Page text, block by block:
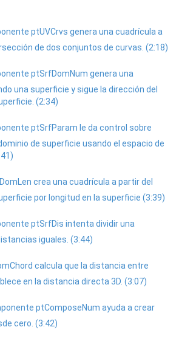
ptUVCrvs genera una cuadrícula a
de dos conjuntos de curvas. (2:18)
ptSrfDomNum genera una
una superficie y sigue la dirección del
(2:34)
ptSrfParam le da control sobre
de superficie usando el espacio de
crea una cuadrícula a partir del
por longitud en la superficie (3:39)
ptSrfDis intenta dividir una
iguales. (3:44)
calcula que la distancia entre
en la distancia directa 3D. (3:07)
ptComposeNum ayuda a crear
cero. (3:42)